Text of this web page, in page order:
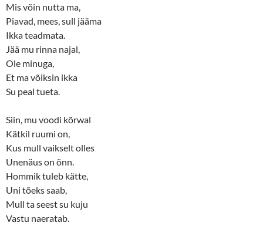
Mis võin nutta ma,
Piavad, mees, sull jääma
Ikka teadmata.
Jää mu rinna najal,
Ole minuga,
Et ma võiksin ikka
Su peal tueta.
Siin, mu voodi kõrwal
Kätkil ruumi on,
Kus mull vaikselt olles
Unenäus on õnn.
Hommik tuleb kätte,
Uni tõeks saab,
Mull ta seest su kuju
Vastu naeratab.